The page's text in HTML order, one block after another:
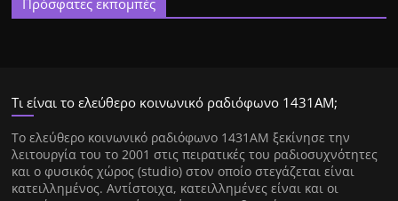
Πρόσφατες εκπομπές
Τι είναι το ελεύθερο κοινωνικό ραδιόφωνο 1431ΑΜ;
Tο ελεύθερο κοινωνικό ραδιόφωνο 1431AM ξεκίνησε την
λειτουργία του το 2001 στις πειρατικές του ραδιοσυχνότητες
και ο φυσικός χώρος (studio) στον οποίο στεγάζεται είναι
κατειλλημένος. Αντίστοιχα, κατειλλημένες είναι και οι